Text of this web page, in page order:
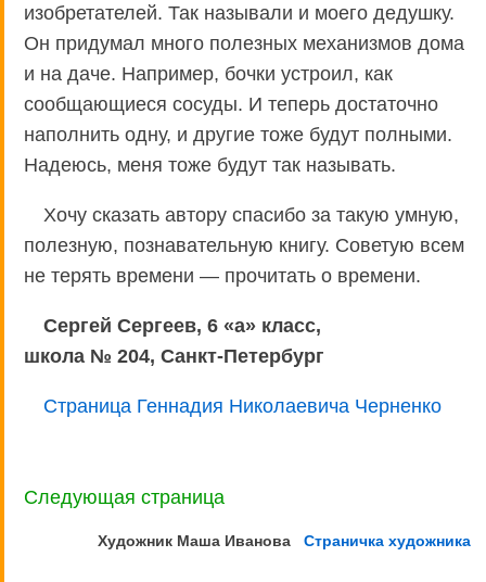
изобретателей. Так называли и моего дедушку.
Он придумал много полезных механизмов дома
и на даче. Например, бочки устроил, как
сообщающиеся сосуды. И теперь достаточно
наполнить одну, и другие тоже будут полными.
Надеюсь, меня тоже будут так называть.
Хочу сказать автору спасибо за такую умную,
полезную, познавательную книгу. Советую всем
не терять времени — прочитать о времени.
Сергей Сергеев, 6 «а» класс,
школа № 204, Санкт-Петербург
Страница Геннадия Николаевича Черненко
Следующая страница
Художник Маша Иванова Страничка художника